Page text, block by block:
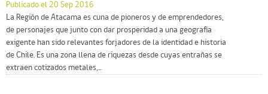
Publicado el 20 Sep 2016
La Región de Atacama es cuna de pioneros y de emprendedores,
de personajes que junto con dar prosperidad a una geografía
exigente han sido relevantes forjadores de la identidad e historia
de Chile. Es una zona llena de riquezas desde cuyas entrañas se
extraen cotizados metales,...